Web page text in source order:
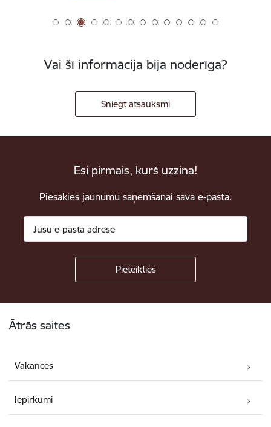
Vai šī informācija bija noderīga?
Sniegt atsauksmi
Esi pirmais, kurš uzzina!
Piesakies jaunumu saņemšanai savā e-pastā.
Ātrās saites
Vakances
Iepirkumi